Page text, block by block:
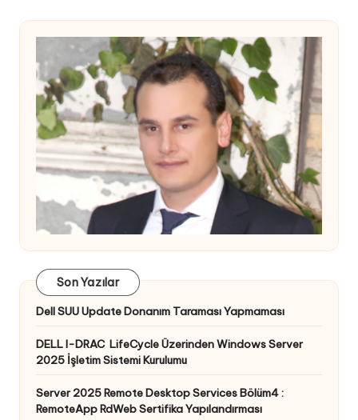
Son Yazılar
Dell SUU Update Donanım Taraması Yapmaması
DELL I-DRAC LifeCycle Üzerinden Windows Server
2025 İşletim Sistemi Kurulumu
Server 2025 Remote Desktop Services Bölüm4 :
RemoteApp RdWeb Sertifika Yapılandırması